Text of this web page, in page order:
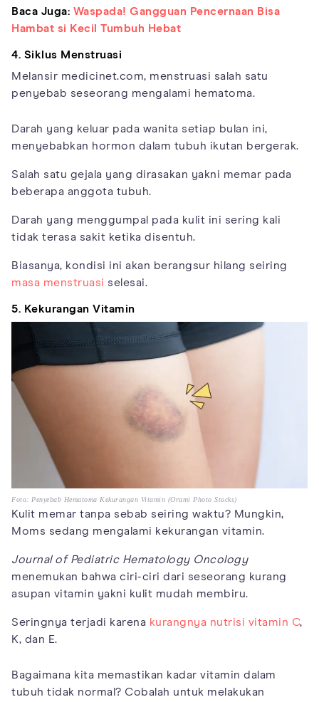
Baca Juga: Waspada! Gangguan Pencernaan Bisa
Hambat si Kecil Tumbuh Hebat
4. Siklus Menstruasi
Melansir medicinet.com, menstruasi salah satu
penyebab seseorang mengalami hematoma.
Darah yang keluar pada wanita setiap bulan ini,
menyebabkan hormon dalam tubuh ikutan bergerak.
Salah satu gejala yang dirasakan yakni memar pada
beberapa anggota tubuh.
Darah yang menggumpal pada kulit ini sering kali
tidak terasa sakit ketika disentuh.
Biasanya, kondisi ini akan berangsur hilang seiring
masa menstruasi selesai.
5. Kekurangan Vitamin
Foto: Penyebab Hematoma Kekurangan Vitamin (Orami Photo Stocks)
Kulit memar tanpa sebab seiring waktu? Mungkin,
Moms sedang mengalami kekurangan vitamin.
Journal of Pediatric Hematology Oncology
menemukan bahwa ciri-ciri dari seseorang kurang
asupan vitamin yakni kulit mudah membiru.
Seringnya terjadi karena kurangnya nutrisi vitamin C,
K, dan E.
Bagaimana kita memastikan kadar vitamin dalam
tubuh tidak normal? Cobalah untuk melakukan